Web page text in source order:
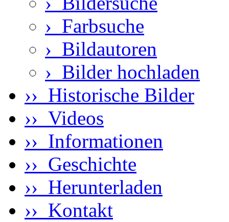
› Farbsuche
› Bildautoren
› Bilder hochladen
›› Historische Bilder
›› Videos
›› Informationen
›› Geschichte
›› Herunterladen
›› Kontakt